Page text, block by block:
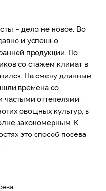
– дело не новое. Во
и успешно
продукции. По
со стажем климат в
На смену длинным
времена со
частыми оттепелями.
овощных культур, в
закономерным. К
это способ посева